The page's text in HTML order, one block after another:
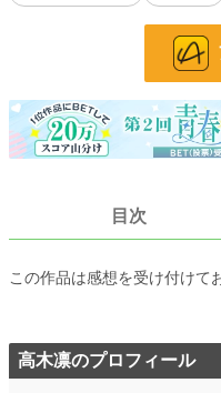
▼完結作品（作者プロフィールか
https://www.alphapolis.co.jp/novel/
計画的ルームシェアの罠
逆光のプリズム
https://www.alphapolis.co.jp/
目次
この作品は感想を受け付けて
高木凛のプロフィール